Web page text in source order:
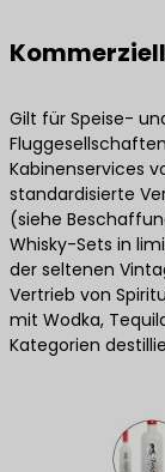
Gilt für Speise-
Kabinenservices
standardisierte
(siehe
Whisky-Sets in
der seltenen
Vertrieb von
mit Wodka,
Kategorien